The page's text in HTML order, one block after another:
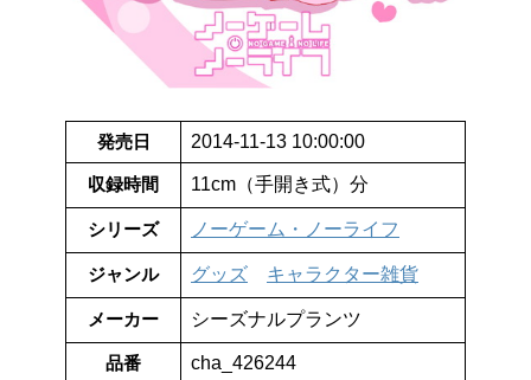
発売日 2014-11-13 10:00:00
収録時間 11cm（手開き式）分
シリーズ ノーゲーム・ノーライフ
ジャンル グッズ キャラクター雑貨
メーカー シーズナルプランツ
品番 cha_426244